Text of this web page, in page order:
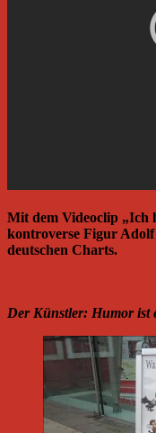
Mit dem Videoclip „Ich
kontroverse Figur
deutschen Charts.
Der Künstler: Humor ist